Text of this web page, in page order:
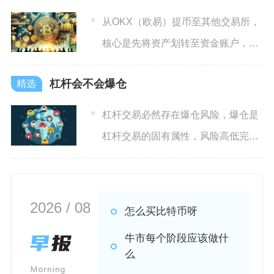
从OKX（欧易）提币至其他交易所，
核心是先将资产划转至资金账户，再
通过链上提现功能，准确选
杠杆会不会爆仓
杠杆交易必然存在爆仓风险，爆仓是
杠杆交易的固有属性，风险高低完全
取决于杠杆倍数、仓位管理与
2026 / 08 怎么买比特币呀
牛市每个阶段应该做什
么